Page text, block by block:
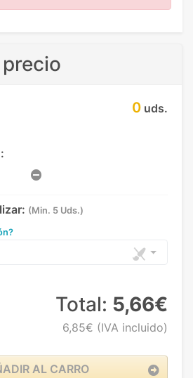
0 uds.
(Min. 5 Uds.)
Total: 5,66€
6,85€ (IVA incluido)
AL CARRO